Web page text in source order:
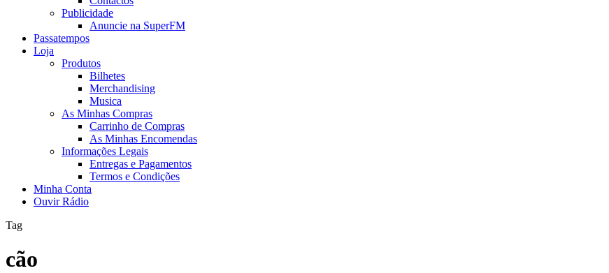
Publicidade
Anuncie na SuperFM
Passatempos
Loja
Produtos
Bilhetes
Merchandising
Musica
As Minhas Compras
Carrinho de Compras
As Minhas Encomendas
Informações Legais
Entregas e Pagamentos
Termos e Condições
Minha Conta
Ouvir Rádio
Tag
cão